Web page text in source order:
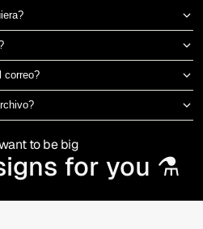
en el taller de DTF o sublimación
a una imprenta específica.
propias o para vender productos
revender o redistribuir el
correo?
Si aún así no aparece en 30
de la tienda y te lo reenviamos al
to be big
for you ⚗️